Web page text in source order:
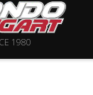
1980